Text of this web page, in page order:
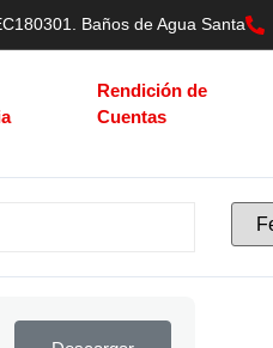
Baños de Agua Santa
Rendición de
Cuentas